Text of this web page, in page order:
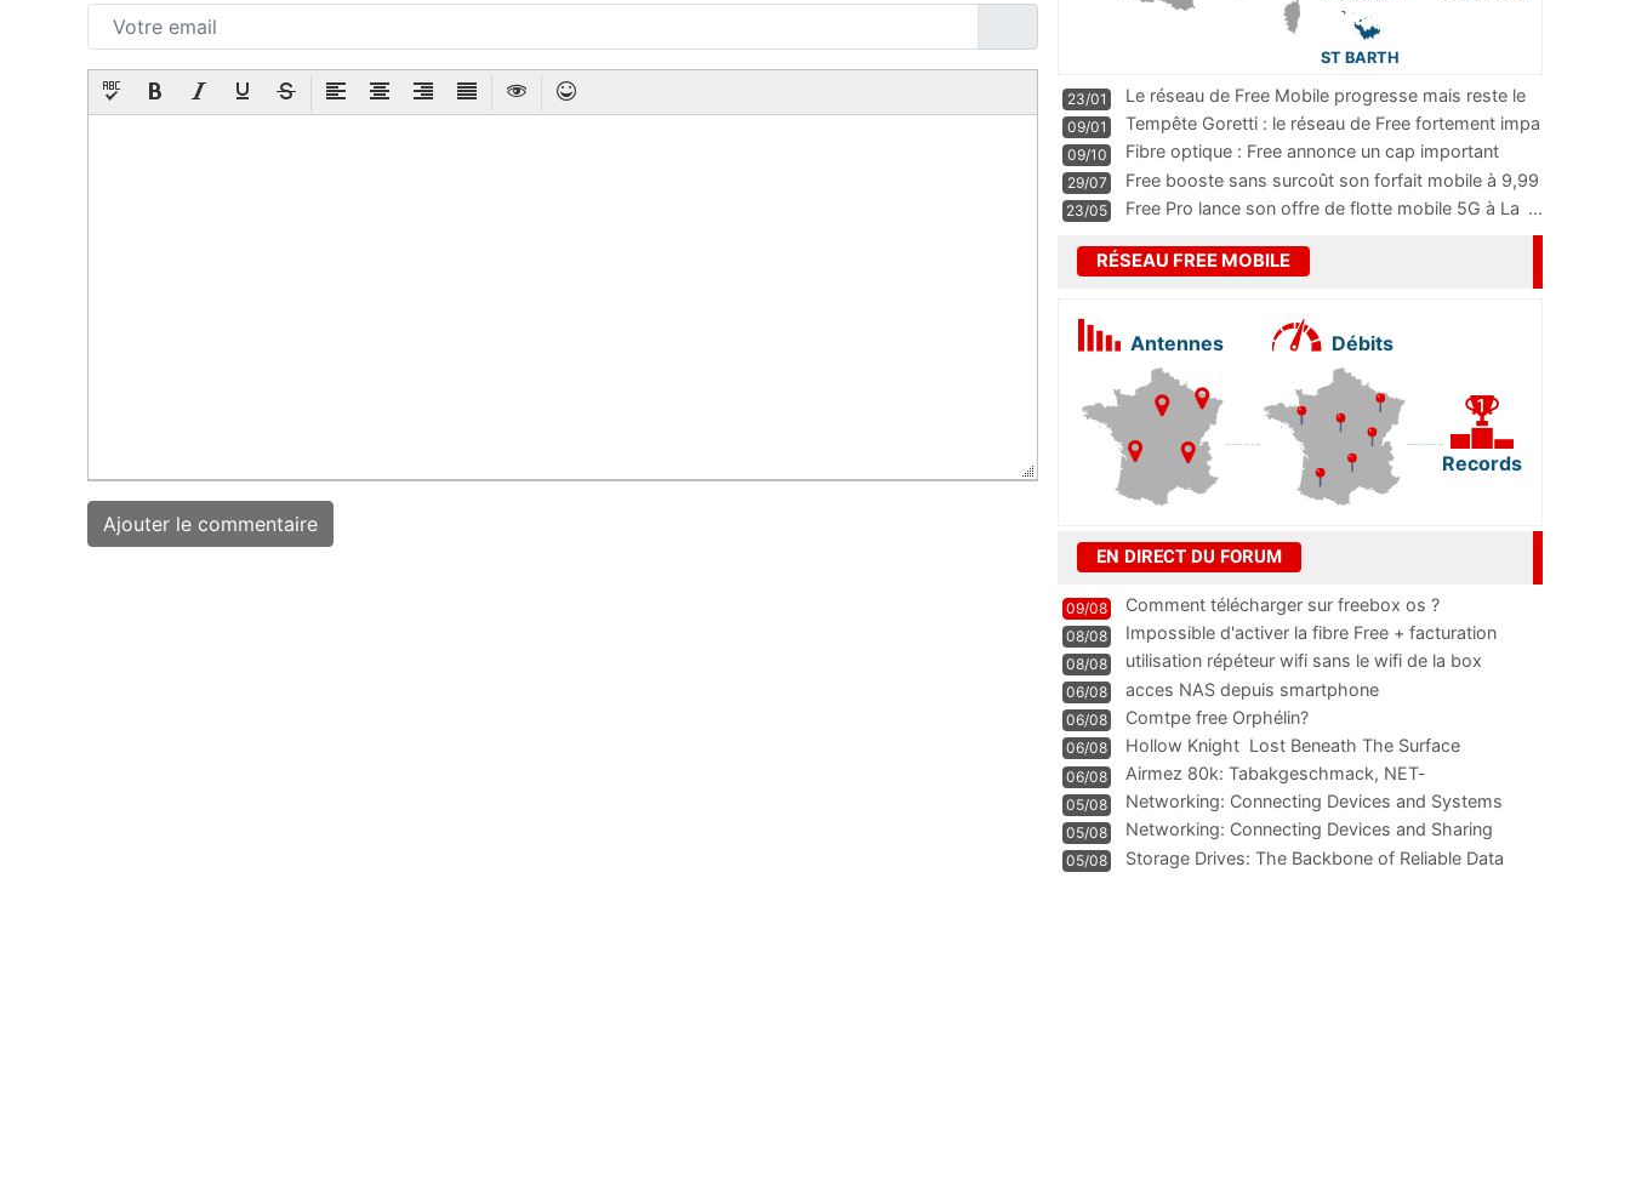
ST BARTH
23/01
Le réseau de Free Mobile progresse mais reste le
m
...
09/01
Tempête Goretti : le réseau de Free fortement impa
09/10
Fibre optique : Free annonce un cap important
pass
...
29/07
Free booste sans surcoût son forfait mobile à 9,99
23/05 Free Pro lance son offre de flotte mobile 5G à La ...
RÉSEAU FREE MOBILE
Antennes Débits
Records
EN DIRECT DU FORUM
09/08 Comment télécharger sur freebox os ?
08/08
Impossible d'activer la fibre Free + facturation
résiliation
08/08 utilisation répéteur wifi sans le wifi de la box
06/08 acces NAS depuis smartphone
06/08 Comtpe free Orphélin?
06/08 Hollow Knight  Lost Beneath The Surface
06/08
Airmez 80k: Tabakgeschmack, NET-
Technologie und Leistung im
05/08 Networking: Connecting Devices and Systems
05/08
Networking: Connecting Devices and Sharing
Information
05/08
Storage Drives: The Backbone of Reliable Data